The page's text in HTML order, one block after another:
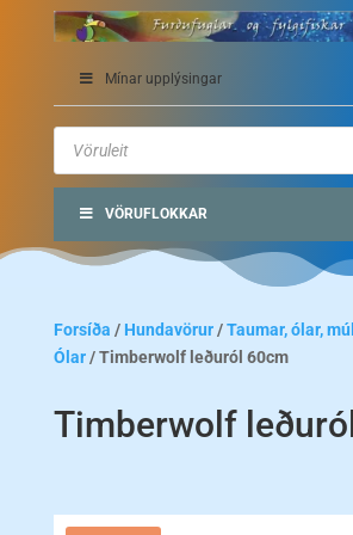
Mínar upplýsingar
Products
search
VÖRUFLOKKAR
Forsíða / Hundavörur/Taumar, ólar,
Ólar/ Timberwolf leðuról 60cm
Timberwolf